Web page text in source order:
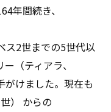
年間続き、
ス2世までの5世代以
（ティアラ、
けました。現在も
） からの